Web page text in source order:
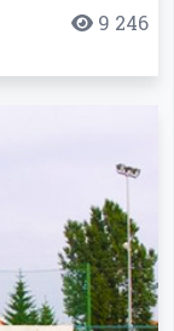
9 246